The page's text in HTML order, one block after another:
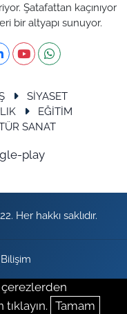
Şatafattan kaçınıyor
bir altyapı sunuyor.
SİYASET
EĞİTİM
SANAT
Her hakkı saklıdır.
Tamam